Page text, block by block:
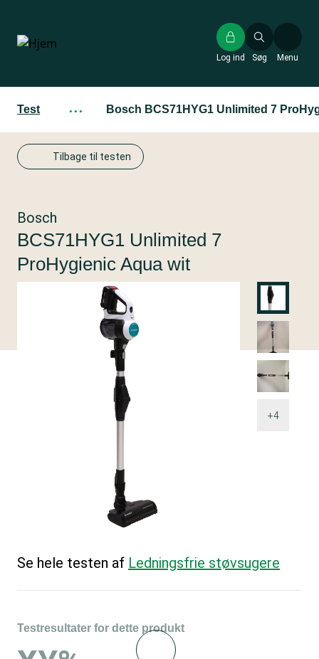
hovedindhold
Søg
Log ind Menu
Test ··· Bosch BCS71HYG1 Unlimited 7
Tilbage til testen
+4
Bosch
BCS71HYG1 Unlimited 7
ProHygienic Aqua wit
Se hele testen af Ledningsfrie støvsugere
Testresultater for dette produkt